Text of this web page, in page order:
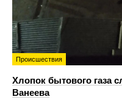
Происшествия
Хлопок бытового газа
Ванеева